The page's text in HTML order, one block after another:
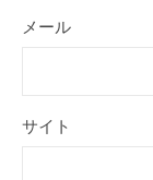
メール
サイト